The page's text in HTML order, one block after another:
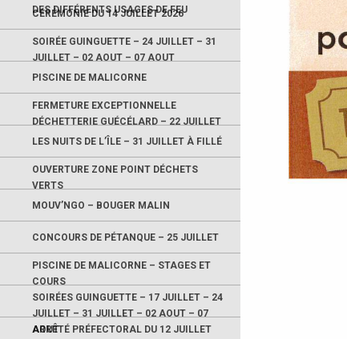
DES DIFFÉRENTS USAGES DE FEU
CÉRÉMONIE DU 14 JUILLET 2026
SOIRÉE GUINGUETTE – 24 JUILLET – 31
JUILLET – 02 AOUT – 07 AOUT
PISCINE DE MALICORNE
FERMETURE EXCEPTIONNELLE
DÉCHETTERIE GUÉCÉLARD – 22 JUILLET
LES NUITS DE L’ÎLE – 31 JUILLET À FILLÉ
OUVERTURE ZONE POINT DÉCHETS
VERTS
MOUV’NGO – BOUGER MALIN
CONCOURS DE PÉTANQUE – 25 JUILLET
PISCINE DE MALICORNE – STAGES ET
COURS
SOIRÉES GUINGUETTE – 17 JUILLET – 24
JUILLET – 31 JUILLET – 02 AOUT – 07
AOUT
ARRÊTÉ PRÉFECTORAL DU 12 JUILLET